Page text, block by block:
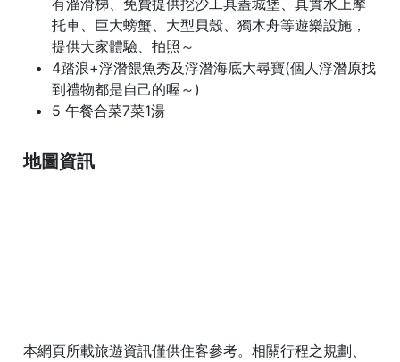
有溜滑梯、免費提供挖沙工具蓋城堡、真實水上摩
托車、巨大螃蟹、大型貝殼、獨木舟等遊樂設施，
提供大家體驗、拍照～
4踏浪+浮潛餵魚秀及浮潛海底大尋寶(個人浮潛原找
到禮物都是自己的喔～)
5 午餐合菜7菜1湯
地圖資訊
本網頁所載旅遊資訊僅供住客參考。相關行程之規劃、